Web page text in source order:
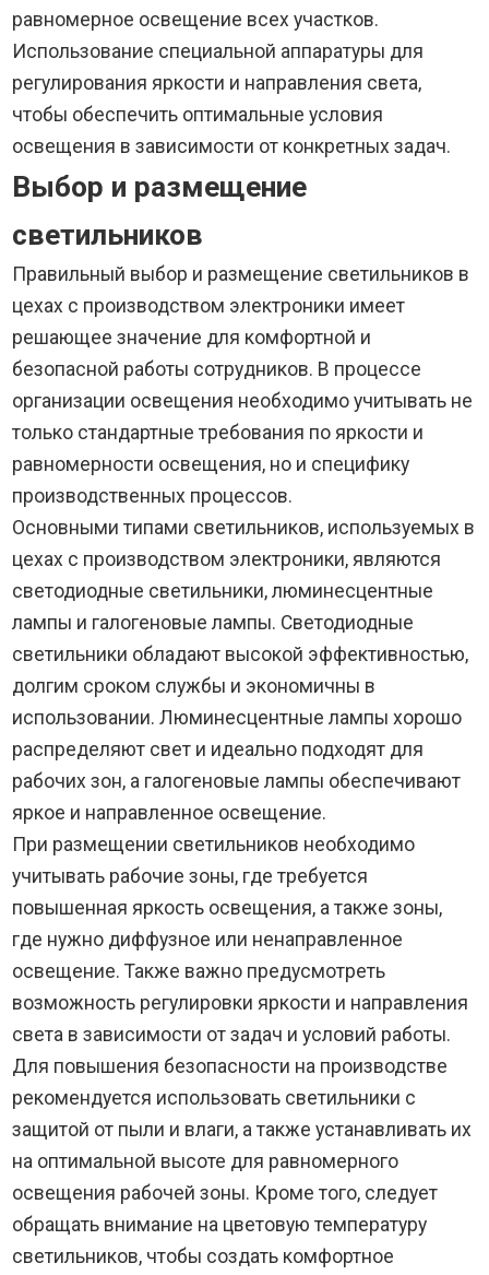
равномерное освещение всех участков.
Использование специальной аппаратуры для
регулирования яркости и направления света,
чтобы обеспечить оптимальные условия
освещения в зависимости от конкретных задач.
Выбор и размещение
светильников
Правильный выбор и размещение светильников в
цехах с производством электроники имеет
решающее значение для комфортной и
безопасной работы сотрудников. В процессе
организации освещения необходимо учитывать не
только стандартные требования по яркости и
равномерности освещения, но и специфику
производственных процессов.
Основными типами светильников, используемых в
цехах с производством электроники, являются
светодиодные светильники, люминесцентные
лампы и галогеновые лампы. Светодиодные
светильники обладают высокой эффективностью,
долгим сроком службы и экономичны в
использовании. Люминесцентные лампы хорошо
распределяют свет и идеально подходят для
рабочих зон, а галогеновые лампы обеспечивают
яркое и направленное освещение.
При размещении светильников необходимо
учитывать рабочие зоны, где требуется
повышенная яркость освещения, а также зоны,
где нужно диффузное или ненаправленное
освещение. Также важно предусмотреть
возможность регулировки яркости и направления
света в зависимости от задач и условий работы.
Для повышения безопасности на производстве
рекомендуется использовать светильники с
защитой от пыли и влаги, а также устанавливать их
на оптимальной высоте для равномерного
освещения рабочей зоны. Кроме того, следует
обращать внимание на цветовую температуру
светильников, чтобы создать комфортное